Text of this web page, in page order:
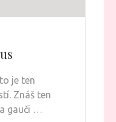
je ten
Znáš ten
gauči …